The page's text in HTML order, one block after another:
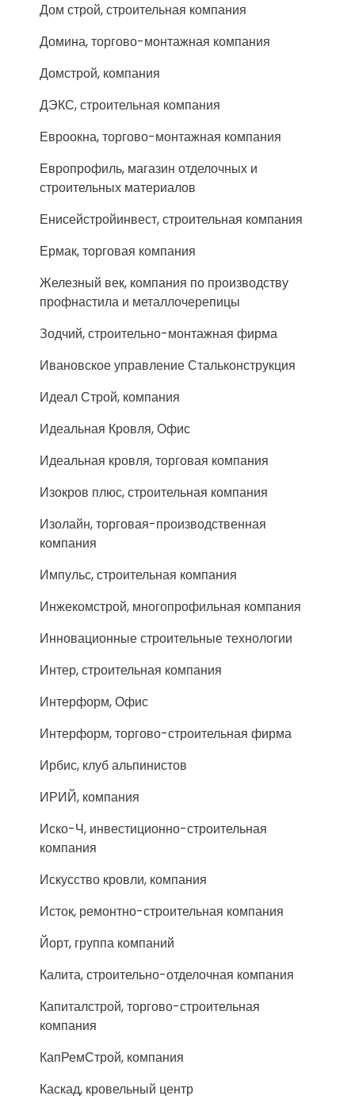
Дом строй, строительная компания
Домина, торгово-монтажная компания
Домстрой, компания
ДЭКС, строительная компания
Евроокна, торгово-монтажная компания
Европрофиль, магазин отделочных и
строительных материалов
Енисейстройинвест, строительная компания
Ермак, торговая компания
Железный век, компания по производству
профнастила и металлочерепицы
Зодчий, строительно-монтажная фирма
Ивановское управление Стальконструкция
Идеал Строй, компания
Идеальная Кровля, Офис
Идеальная кровля, торговая компания
Изокров плюс, строительная компания
Изолайн, торговая-производственная
компания
Импульс, строительная компания
Инжекомстрой, многопрофильная компания
Инновационные строительные технологии
Интер, строительная компания
Интерформ, Офис
Интерформ, торгово-строительная фирма
Ирбис, клуб альпинистов
ИРИЙ, компания
Иско-Ч, инвестиционно-строительная
компания
Искусство кровли, компания
Исток, ремонтно-строительная компания
Йорт, группа компаний
Калита, строительно-отделочная компания
Капиталстрой, торгово-строительная
компания
КапРемСтрой, компания
Каскад, кровельный центр